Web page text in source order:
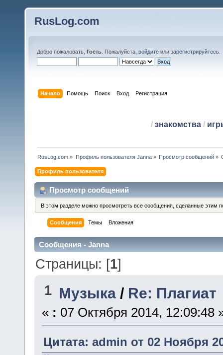
RusLog.com
Добро пожаловать, Гость . Пожалуйста, войдите или зарегистрируйтесь
Начало Помощь Поиск Вход Регистрация
/ знакомства/
RusLog.com » Профиль пользователя Janna» Просмотр сообщений»
Профиль пользователя
Просмотр сообщений
В этом разделе можно просмотреть все сообщения, сделанные этим
Сообщения Темы Вложения
Сообщения - Janna
Страницы: [1]
1 Музыка / Re: Плагиат
« : 07 Октября 2014, 12:09:48
Цитата: admin от 02 Ноября